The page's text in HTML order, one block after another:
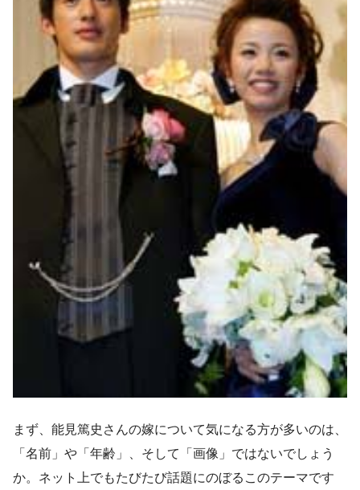
まず、能見篤史さんの嫁について気になる方が多いのは、
「名前」や「年齢」、そして「画像」ではないでしょう
か。ネット上でもたびたび話題にのぼるこのテーマです